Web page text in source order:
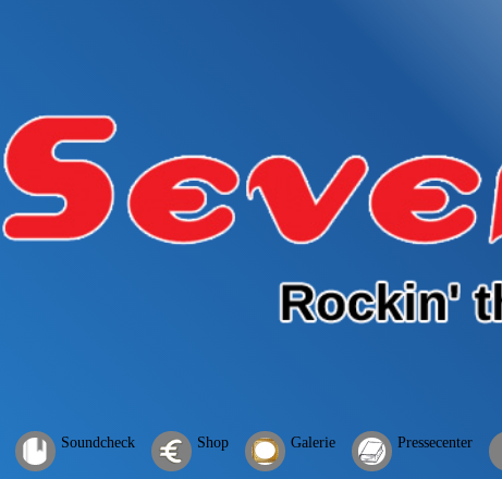
Soundcheck Shop Galerie Pressecenter